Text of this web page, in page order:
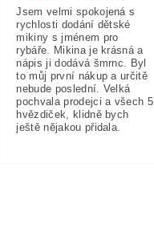
Jsem velmi spokojená s
rychlosti dodání dětské
mikiny s jménem pro
rybáře. Mikina je krásná a
nápis ji dodává šmrnc. Byl
to můj první nákup a určitě
nebude poslední. Velká
pochvala prodejci a všech 5
hvězdiček, klidně bych
ještě nějakou přidala.